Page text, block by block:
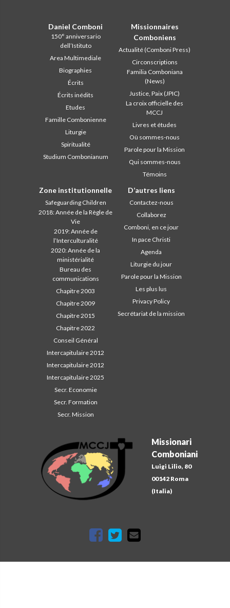
Missionari
Comboniani
Luigi Lilio, 80
00142 Roma
(Italia)
Daniel Comboni
150° anniversario
dell’Istituto
Area Multimediale
Biographies
Écrits
Écrits inédits
Etudes
Famille Combonienne
Liturgie
Spiritualité
Studium Combonianum
Missionnaires
Comboniens
Actualité (Comboni Press)
Circonscriptions
Familia Comboniana
(News)
Justice, Paix (JPIC)
La croix officielle des
MCCJ
Livres et études
Où sommes-nous
Parole pour la Mission
Qui sommes-nous
Témoins
Zone institutionnelle
Safeguarding Children
2018: Année de la Règle de
Vie
2019: Année de
l’Interculturalité
2020: Année de la
ministérialité
Bureau des
communications
Chapitre 2003
Chapitre 2009
Chapitre 2015
Chapitre 2022
Conseil Général
Intercapitulaire 2012
Intercapitulaire 2012
Intercapitulaire 2025
Secr. Economie
Secr. Formation
Secr. Mission
D’autres liens
Contactez-nous
Collaborez
Comboni, en ce jour
In pace Christi
Agenda
Liturgie du jour
Parole pour la Mission
Les plus lus
Privacy Policy
Secrétariat de la mission